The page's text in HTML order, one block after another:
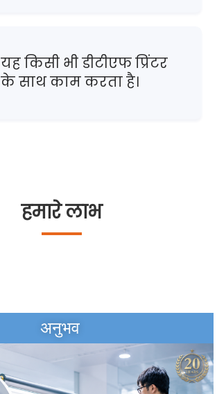
यह किसी भी डीटीएफ प्रिंटर
के साथ काम करता है।
हमारे लाभ
अनुभव